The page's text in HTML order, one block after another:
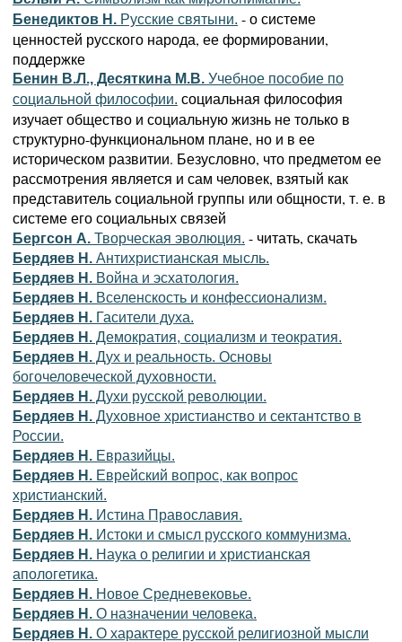
Бенедиктов Н. Русские святыни. - о системе
ценностей русского народа, ее формировании,
поддержке
Бенин В.Л., Десяткина М.В. Учебное пособие по
социальной философии. социальная философия
изучает общество и социальную жизнь не только в
структурно-функциональном плане, но и в ее
историческом развитии. Безусловно, что предметом ее
рассмотрения является и сам человек, взятый как
представитель социальной группы или общности, т. е. в
системе его социальных связей
Бергсон А. Творческая эволюция. - читать, скачать
Бердяев Н. Антихристианская мысль.
Бердяев Н. Война и эсхатология.
Бердяев Н. Вселенскость и конфессионализм.
Бердяев Н. Гасители духа.
Бердяев Н. Демократия, социализм и теократия.
Бердяев Н. Дух и реальность. Основы
богочеловеческой духовности.
Бердяев Н. Духи русской революции.
Бердяев Н. Духовное христианство и сектантство в
России.
Бердяев Н. Евразийцы.
Бердяев Н. Еврейский вопрос, как вопрос
христианский.
Бердяев Н. Истина Православия.
Бердяев Н. Истоки и смысл русского коммунизма.
Бердяев Н. Наука о религии и христианская
апологетика.
Бердяев Н. Новое Средневековье.
Бердяев Н. О назначении человека.
Бердяев Н. О характере русской религиозной мысли